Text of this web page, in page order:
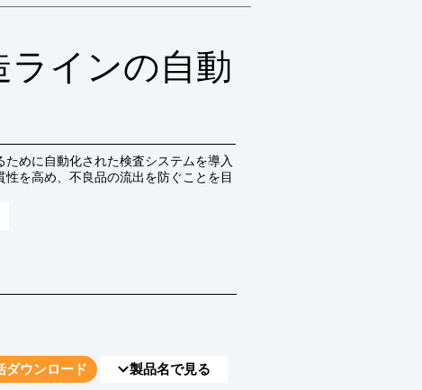
インの自動
めに自動化された検査システムを導入
を高め、不良品の流出を防ぐことを目
ダウンロード 製品名で見る